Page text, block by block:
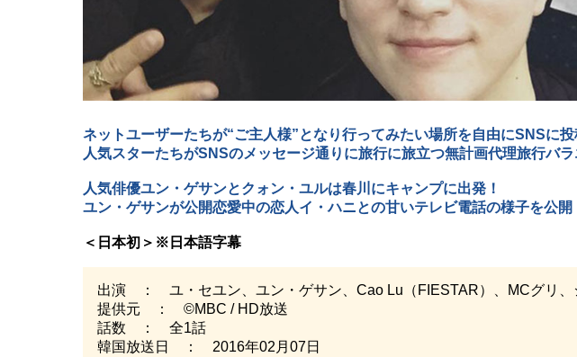
ネットユーザーたちが“ご主人様”となり行ってみたい場所を自由にSNSに投
人気スターたちがSNSのメッセージ通りに旅行に旅立つ無計画代理旅行バラ
人気俳優ユン・ゲサンとクォン・ユルは春川にキャンプに出発！
ユン・ゲサンが公開恋愛中の恋人イ・ハニとの甘いテレビ電話の様子を公開
＜日本初＞※日本語字幕
出演 ： ユ・セユン、ユン・ゲサン、Cao Lu（FIESTAR）、MCグリ、
提供元 ： ©MBC / HD放送
話数 ： 全1話
韓国放送日 ： 2016年02月07日